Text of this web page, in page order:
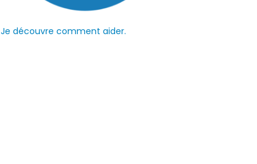
Je découvre comment aider.